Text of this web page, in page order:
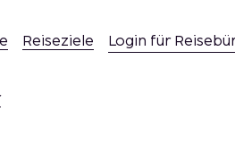
Reiseziele Login für